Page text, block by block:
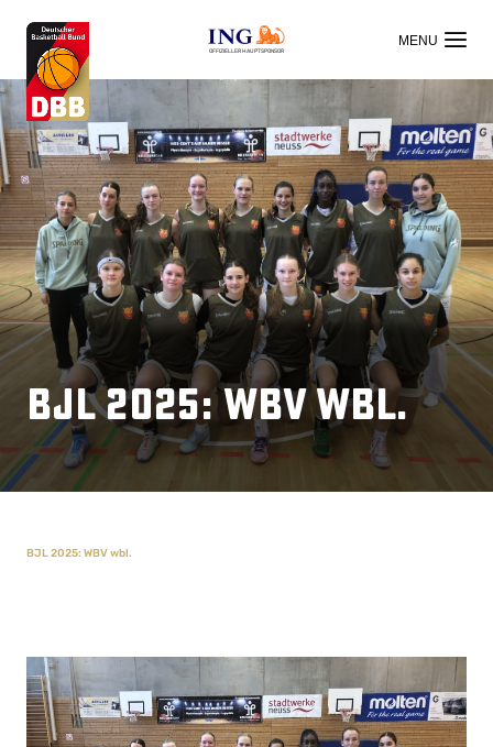
OFFIZIELLER HAUPTSPONSOR
BJL 2025: WBV wbl.
BJL 2025: WBV wbl.